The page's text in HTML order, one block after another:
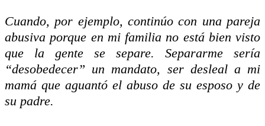
Cuando, por ejemplo, continúo con una pareja
abusiva porque en mi familia no está bien visto
que la gente se separe. Separarme sería
“desobedecer” un mandato, ser desleal a mi
mamá que aguantó el abuso de su esposo y de
su padre.